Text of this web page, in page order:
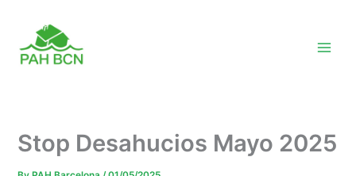
content
Stop Desahucios Mayo 2025